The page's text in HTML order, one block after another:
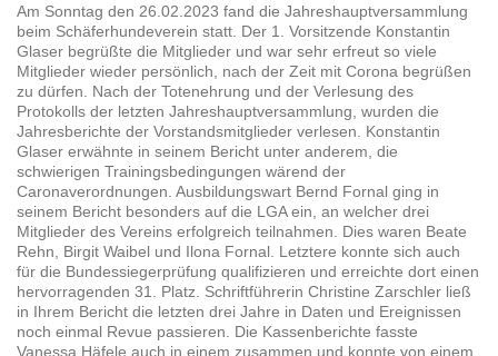
Am Sonntag den 26.02.2023 fand die Jahreshauptversammlung
beim Schäferhundeverein statt. Der 1. Vorsitzende Konstantin
Glaser begrüßte die Mitglieder und war sehr erfreut so viele
Mitglieder wieder persönlich, nach der Zeit mit Corona begrüßen
zu dürfen. Nach der Totenehrung und der Verlesung des
Protokolls der letzten Jahreshauptversammlung, wurden die
Jahresberichte der Vorstandsmitglieder verlesen. Konstantin
Glaser erwähnte in seinem Bericht unter anderem, die
schwierigen Trainingsbedingungen wärend der
Caronaverordnungen. Ausbildungswart Bernd Fornal ging in
seinem Bericht besonders auf die LGA ein, an welcher drei
Mitglieder des Vereins erfolgreich teilnahmen. Dies waren Beate
Rehn, Birgit Waibel und Ilona Fornal. Letztere konnte sich auch
für die Bundessiegerprüfung qualifizieren und erreichte dort einen
hervorragenden 31. Platz. Schriftführerin Christine Zarschler ließ
in Ihrem Bericht die letzten drei Jahre in Daten und Ereignissen
noch einmal Revue passieren. Die Kassenberichte fasste
Vanessa Häfele auch in einem zusammen und konnte von einem